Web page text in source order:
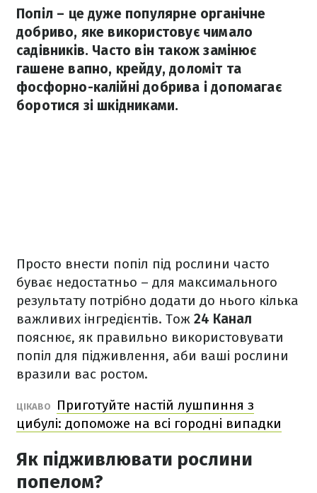
Попіл – це дуже популярне органічне
добриво, яке використовує чимало
садівників. Часто він також замінює
гашене вапно, крейду, доломіт та
фосфорно-калійні добрива і допомагає
боротися зі шкідниками.
Просто внести попіл під рослини часто
буває недостатньо – для максимального
результату потрібно додати до нього кілька
важливих інгредієнтів. Тож 24 Канал
пояснює, як правильно використовувати
попіл для підживлення, аби ваші рослини
вразили вас ростом.
ЦІКАВО
Приготуйте настій лушпиння з
цибулі: допоможе на всі городні випадки
Як підживлювати рослини
попелом?